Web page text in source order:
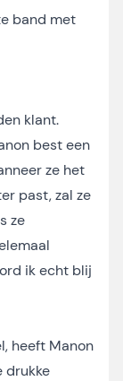
band met
klant.
best een
ze het
past, zal ze
ze
ik echt blij
heeft Manon
drukke